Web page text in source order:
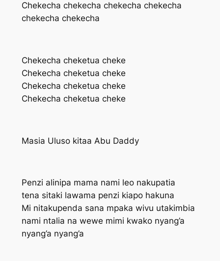
Chekecha chekecha chekecha chekecha
chekecha chekecha
Chekecha cheketua cheke
Chekecha cheketua cheke
Chekecha cheketua cheke
Chekecha cheketua cheke
Masia Uluso kitaa Abu Daddy
Penzi alinipa mama nami leo nakupatia
tena sitaki lawama penzi kiapo hakuna
Mi nitakupenda sana mpaka wivu utakimbia
nami ntalia na wewe mimi kwako nyang’a
nyang’a nyang’a